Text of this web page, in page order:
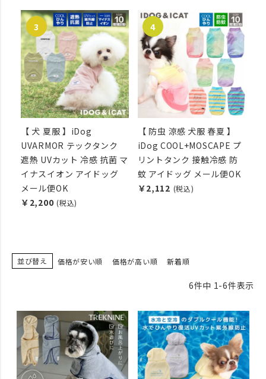
【 犬 夏服 】iDog
UVARMOR テックタンク
遮熱 UVカット 冷感 抗菌 マ
イナスイオン アイドッグ
メール便OK
￥2,200 (税込)
【 防虫 涼感 犬服 春夏 】
iDog COOL+MOSCAPE プ
リントタンク 接触冷感 防
蚊 アイドッグ メール便OK
￥2,112 (税込)
並び替え 価格が安い順 価格が高い順 新着順
6件中 1-6件表示